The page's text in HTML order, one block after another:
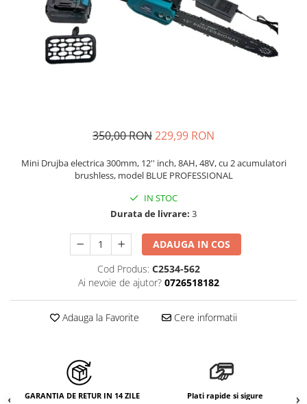
Componente IT
Instalatii luminoase, Brazi Artificiali
de Craciun
Sisteme de supraveghere si
350,00 RON229,99 RON
Mini Drujba electrica 300mm, 12'' inch, 8AH, 48V, cu 2 acumulatori
brushless, model BLUE PROFESSIONAL
IN STOC
Durata de livrare: 3
ADAUGA IN COS
Cod Produs: C2534-562
Ai nevoie de ajutor? 0726518182
Adauga la Favorite Cere informatii
GARANTIA DE RETUR IN 14 ZILE Plati rapide si sigure